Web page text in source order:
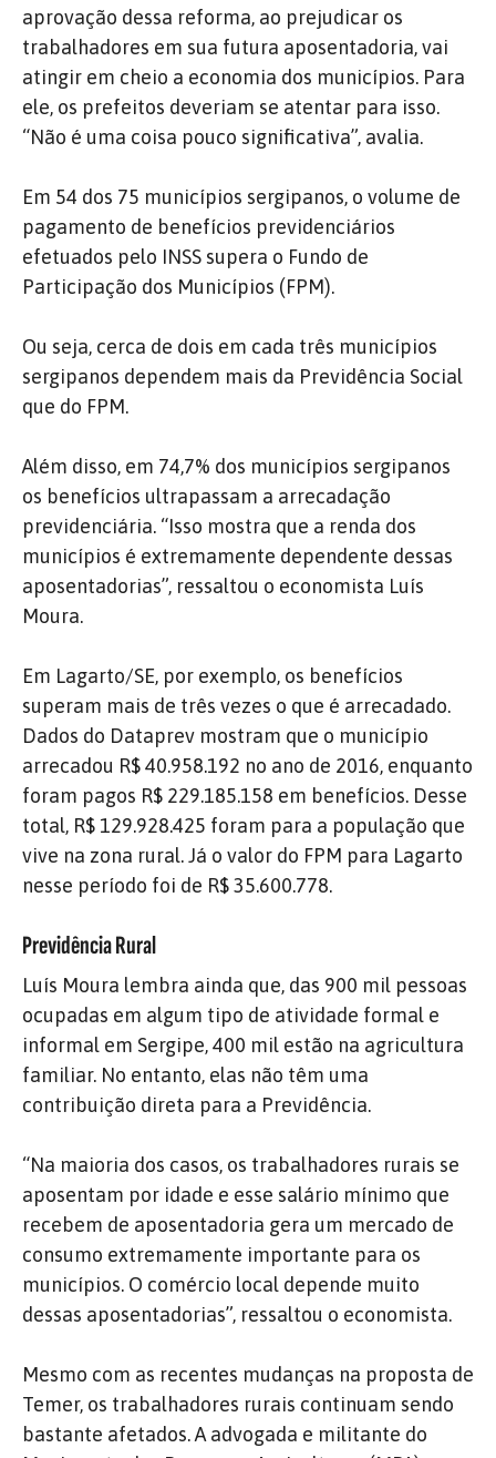
aprovação dessa reforma, ao prejudicar os
trabalhadores em sua futura aposentadoria, vai
atingir em cheio a economia dos municípios. Para
ele, os prefeitos deveriam se atentar para isso.
“Não é uma coisa pouco significativa”, avalia.
Em 54 dos 75 municípios sergipanos, o volume de
pagamento de benefícios previdenciários
efetuados pelo INSS supera o Fundo de
Participação dos Municípios (FPM).
Ou seja, cerca de dois em cada três municípios
sergipanos dependem mais da Previdência Social
que do FPM.
Além disso, em 74,7% dos municípios sergipanos
os benefícios ultrapassam a arrecadação
previdenciária. “Isso mostra que a renda dos
municípios é extremamente dependente dessas
aposentadorias”, ressaltou o economista Luís
Moura.
Em Lagarto/SE, por exemplo, os benefícios
superam mais de três vezes o que é arrecadado.
Dados do Dataprev mostram que o município
arrecadou R$ 40.958.192 no ano de 2016, enquanto
foram pagos R$ 229.185.158 em benefícios. Desse
total, R$ 129.928.425 foram para a população que
vive na zona rural. Já o valor do FPM para Lagarto
nesse período foi de R$ 35.600.778.
Previdência Rural
Luís Moura lembra ainda que, das 900 mil pessoas
ocupadas em algum tipo de atividade formal e
informal em Sergipe, 400 mil estão na agricultura
familiar. No entanto, elas não têm uma
contribuição direta para a Previdência.
“Na maioria dos casos, os trabalhadores rurais se
aposentam por idade e esse salário mínimo que
recebem de aposentadoria gera um mercado de
consumo extremamente importante para os
municípios. O comércio local depende muito
dessas aposentadorias”, ressaltou o economista.
Mesmo com as recentes mudanças na proposta de
Temer, os trabalhadores rurais continuam sendo
bastante afetados. A advogada e militante do